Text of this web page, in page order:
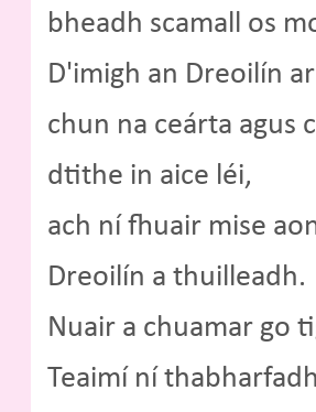
bheadh scamall os
D'imigh an Dreoilín
chun na ceárta agus
dtithe in aice léi,
ach ní fhuair mise
Dreoilín a thuilleadh.
Nuair a chuamar go
Teaimí ní